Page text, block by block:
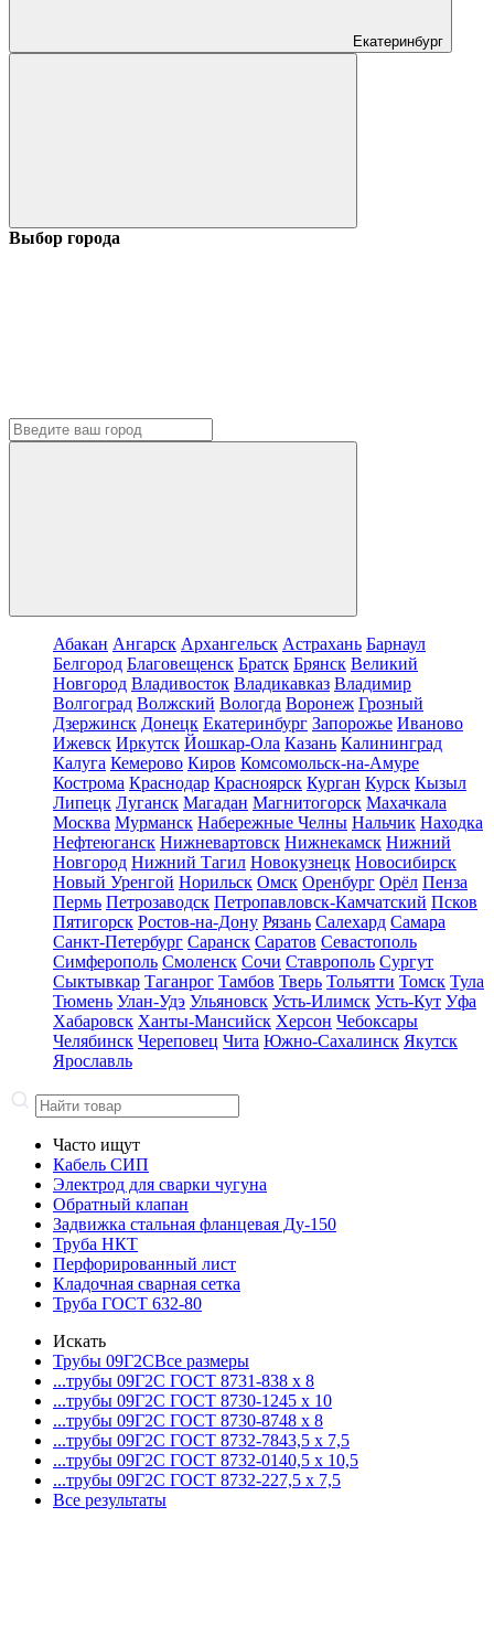
Екатеринбург
Выбор города
Абакан Ангарск Архангельск Астрахань Барнаул
Белгород Благовещенск Братск Брянск Великий
Новгород Владивосток Владикавказ Владимир
Волгоград Волжский Вологда Воронеж Грозный
Дзержинск Донецк Екатеринбург Запорожье Иваново
Ижевск Иркутск Йошкар-Ола Казань Калининград
Калуга Кемерово Киров Комсомольск-на-Амуре
Кострома Краснодар Красноярск Курган Курск Кызыл
Липецк Луганск Магадан Магнитогорск Махачкала
Москва Мурманск Набережные Челны Нальчик Находка
Нефтеюганск Нижневартовск Нижнекамск Нижний
Новгород Нижний Тагил Новокузнецк Новосибирск
Новый Уренгой Норильск Омск Оренбург Орёл Пенза
Пермь Петрозаводск Петропавловск-Камчатский Псков
Пятигорск Ростов-на-Дону Рязань Салехард Самара
Санкт-Петербург Саранск Саратов Севастополь
Симферополь Смоленск Сочи Ставрополь Сургут
Сыктывкар Таганрог Тамбов Тверь Тольятти Томск Тула
Тюмень Улан-Удэ Ульяновск Усть-Илимск Усть-Кут Уфа
Хабаровск Ханты-Мансийск Херсон Чебоксары
Челябинск Череповец Чита Южно-Сахалинск Якутск
Ярославль
Часто ищут
Кабель СИП
Электрод для сварки чугуна
Обратный клапан
Задвижка стальная фланцевая Ду-150
Труба НКТ
Перфорированный лист
Кладочная сварная сетка
Труба ГОСТ 632-80
Искать
Трубы 09Г2СВсе размеры
...трубы 09Г2С ГОСТ 8731-838 x 8
...трубы 09Г2С ГОСТ 8730-1245 x 10
...трубы 09Г2С ГОСТ 8730-8748 x 8
...трубы 09Г2С ГОСТ 8732-7843,5 x 7,5
...трубы 09Г2С ГОСТ 8732-0140,5 x 10,5
...трубы 09Г2С ГОСТ 8732-227,5 x 7,5
Все результаты